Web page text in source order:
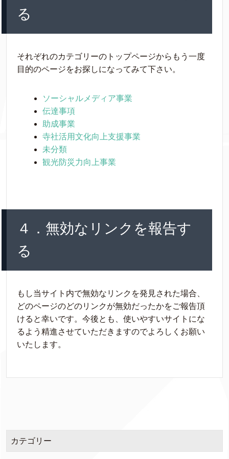
る
それぞれのカテゴリーのトップページからもう一度
目的のページをお探しになってみて下さい。
ソーシャルメディア事業
伝達事項
助成事業
寺社活用文化向上支援事業
未分類
観光防災力向上事業
４．無効なリンクを報告す
る
もし当サイト内で無効なリンクを発見された場合、
どのページのどのリンクが無効だったかをご報告頂
けると幸いです。今後とも、使いやすいサイトにな
るよう精進させていただきますのでよろしくお願い
いたします。
カテゴリー